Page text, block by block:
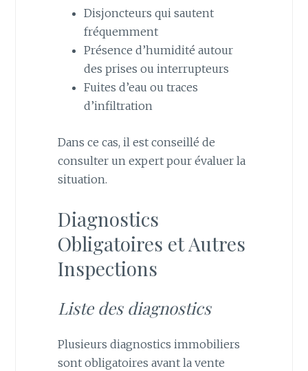
Disjoncteurs qui sautent
fréquemment
Présence d’humidité autour
des prises ou interrupteurs
Fuites d’eau ou traces
d’infiltration
Dans ce cas, il est conseillé de
consulter un expert pour évaluer la
situation.
Diagnostics
Obligatoires et Autres
Inspections
Liste des diagnostics
Plusieurs diagnostics immobiliers
sont obligatoires avant la vente